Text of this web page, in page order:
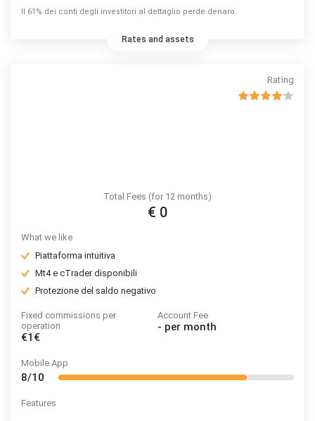
Il 61% dei conti degli investitori al dettaglio perde denaro.
Rates and assets
Rating
Total Fees (for 12 months)
€ 0
What we like
Piattaforma intuitiva
Mt4 e cTrader disponibili
Protezione del saldo negativo
Fixed commissions per
operation
€1€
Account Fee
- per month
Mobile App
8/10
Features